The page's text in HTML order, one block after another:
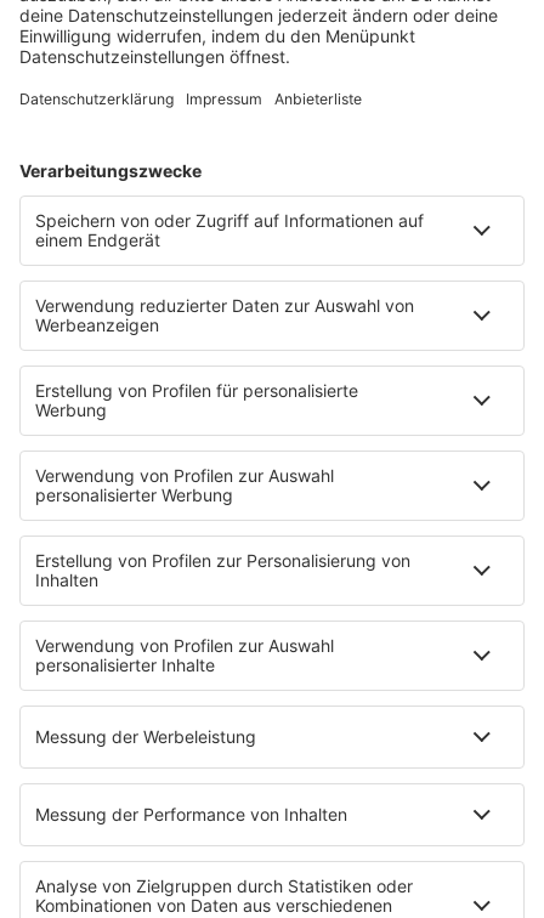
Füße hoch
Schmusekatze
Song Contest
Mädelsabend
Ich hasse Sport
Sonntag Morgen
Strandbar
Putzfimmel
Deutschpop
Deutsche Liebeslieder
PODCASTS
Mit den Waffeln einer Frau
Frühstück bei Barbara
Brave & One
NotAufnahme
"Bewerbung und Karriere"
Aber bitte mit Schlager
Erdbeerkäse
Fitness mit M.A.R.K
Glück in Worten
Todesursache
Niemand muss ein Promi sein
PROGRAMM
Mit den Waffeln einer Frau
SERVICE